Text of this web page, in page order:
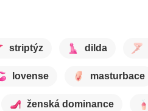
striptýz dilda
lovense masturbace
ženská dominance